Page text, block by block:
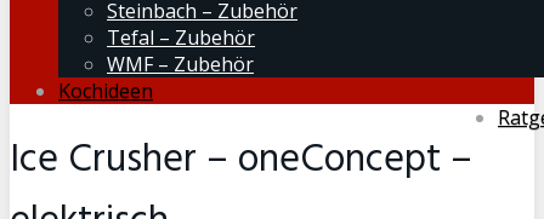
Steinbach – Zubehör
Tefal – Zubehör
WMF – Zubehör
Kochideen
Ice Crusher – oneConcept –